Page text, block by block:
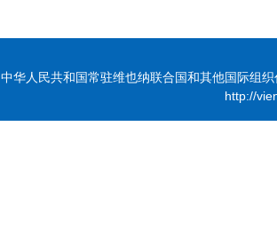
中华人民共和国常驻维也纳联合国和其他国际组
http://